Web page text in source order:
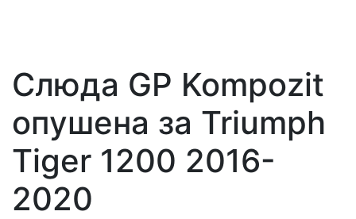
Слюда GP Kompozit
опушена за Triumph
Tiger 1200 2016-
2020